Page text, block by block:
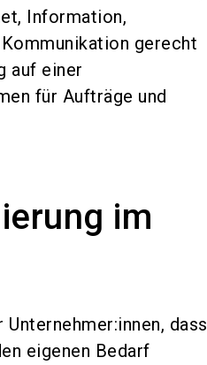
Information,
gerecht
auf einer
für Aufträge und
im
dass
eigenen Bedarf